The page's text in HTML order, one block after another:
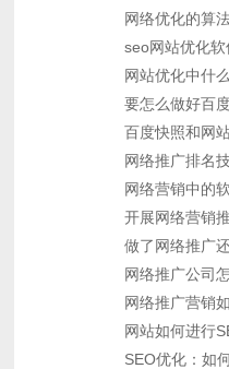
网络优化的算
seo网站优化软
网站优化中什
要怎么做好百
百度快照和网
网络推广排名
网络营销中的
开展网络营销
做了网络推广
网络推广公司
网络推广营销
网站如何进行
SEO优化：如